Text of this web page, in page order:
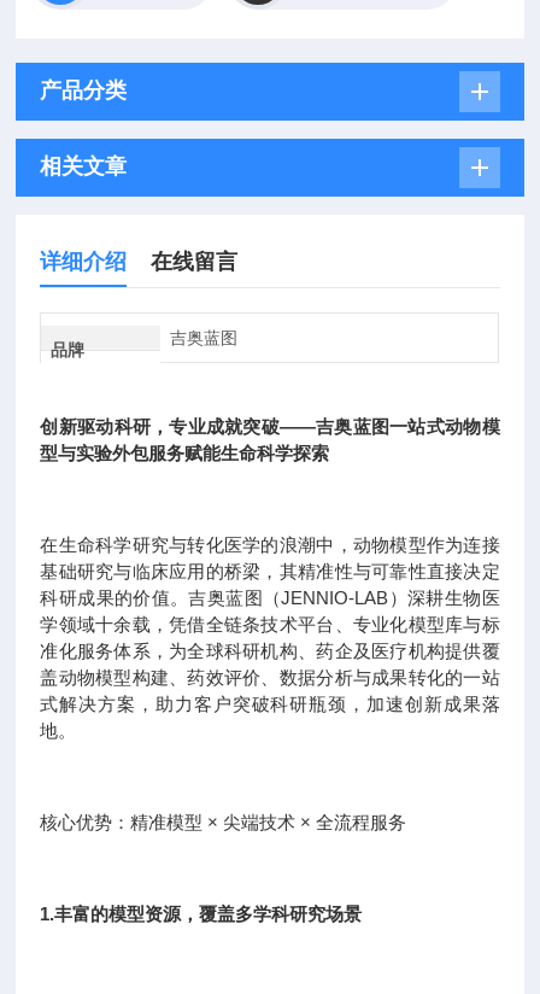
产品分类
相关文章
详细介绍 在线留言
品牌
吉奥蓝图
创新驱动科研，专业成就突破——吉奥蓝图一站式动物模
型与实验外包服务赋能生命科学探索
在生命科学研究与转化医学的浪潮中，动物模型作为连接
基础研究与临床应用的桥梁，其精准性与可靠性直接决定
科研成果的价值。吉奥蓝图（JENNIO-LAB）深耕生物医
学领域十余载，凭借全链条技术平台、专业化模型库与标
准化服务体系，为全球科研机构、药企及医疗机构提供覆
盖动物模型构建、药效评价、数据分析与成果转化的一站
式解决方案，助力客户突破科研瓶颈，加速创新成果落
地。
核心优势：精准模型 × 尖端技术 × 全流程服务
1.丰富的模型资源，覆盖多学科研究场景